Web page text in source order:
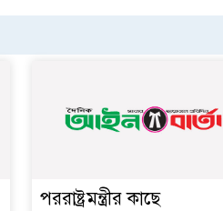
পররাষ্ট্রমন্ত্রীর কা‌ছে